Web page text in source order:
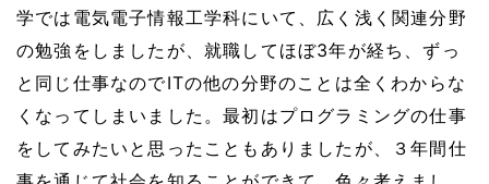
学では電気電子情報工学科にいて、広く浅く関連分野
の勉強をしましたが、就職してほぼ3年が経ち、ずっ
と同じ仕事なのでITの他の分野のことは全くわからな
くなってしまいました。最初はプログラミングの仕事
をしてみたいと思ったこともありましたが、３年間仕